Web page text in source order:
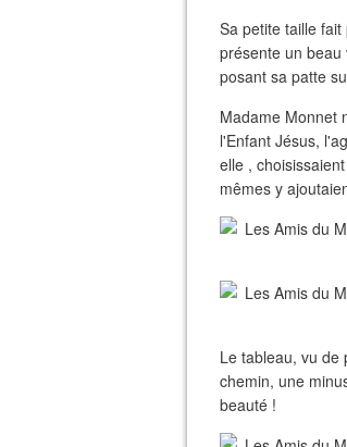
Sa petite taille
présente un
posant sa patte
Madame Monnet
l'Enfant Jésus,
elle ,
mêmes y
Le tableau, vu de
chemin, une
beauté !